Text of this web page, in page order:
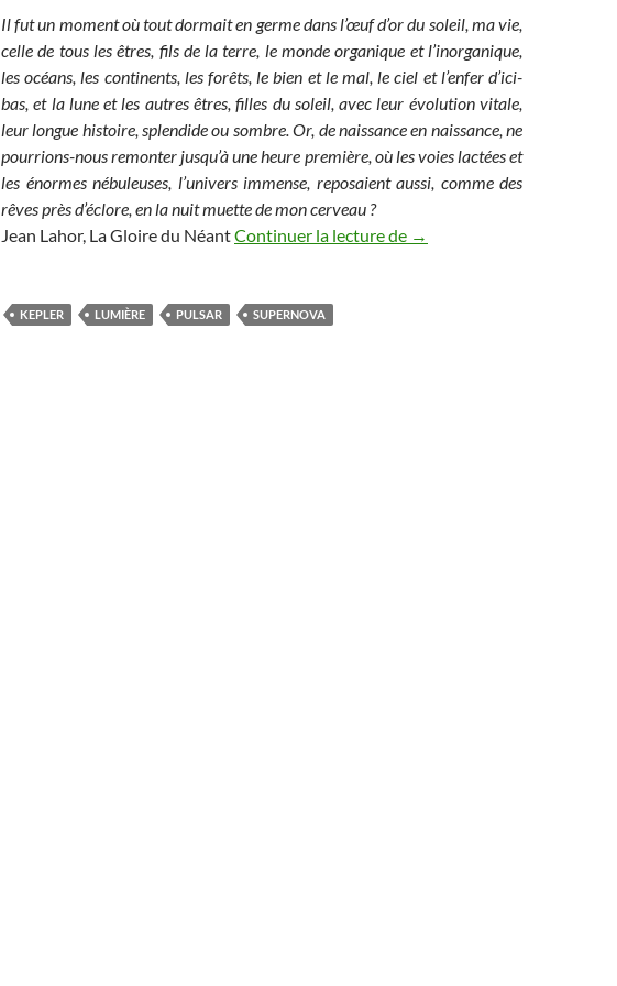
Il fut un moment où tout dormait en germe dans l’œuf d’or du soleil, ma vie,
celle de tous les êtres, fils de la terre, le monde organique et l’inorganique,
les océans, les continents, les forêts, le bien et le mal, le ciel et l’enfer d’ici-
bas, et la lune et les autres êtres, filles du soleil, avec leur évolution vitale,
leur longue histoire, splendide ou sombre. Or, de naissance en naissance, ne
pourrions-nous remonter jusqu’à une heure première, où les voies lactées et
les énormes nébuleuses, l’univers immense, reposaient aussi, comme des
rêves près d’éclore, en la nuit muette de mon cerveau ?
Jean Lahor, La Gloire du NéantContinuer la lecture de Douze vignettes
→
KEPLER LUMIÈRE PULSAR SUPERNOVA